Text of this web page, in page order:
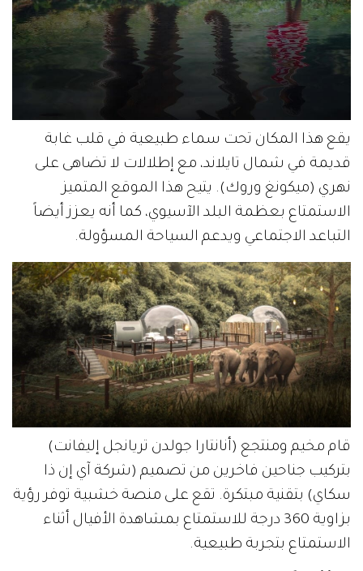
يقع هذا المكان تحت سماء طبيعية في قلب غابة
قديمة في شمال تايلاند، مع إطلالات لا تضاهى على
نهري (ميكونغ وروك). يتيح هذا الموقع المتميز
الاستمتاع بعظمة البلد الآسيوي، كما أنه يعزز أيضاً
التباعد الاجتماعي ويدعم السياحة المسؤولة.
قام مخيم ومنتجع (أنانتارا جولدن تريانجل إليفانت)
بتركيب جناحين فاخرين من تصميم (شركة آي إن ذا
سكاي) بتقنية مبتكرة. تقع على منصة خشبية توفر رؤية
بزاوية 360 درجة للاستمتاع بمشاهدة الأفيال أثناء
الاستمتاع بتجربة طبيعية.